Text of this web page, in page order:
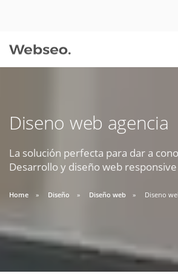
Diseno web agencia
La solución perfecta para dar a
Desarrollo y diseño web
Home Diseño Diseño web Diseno
09:30 AM A 18:30 PM
soporte@webseo.cl